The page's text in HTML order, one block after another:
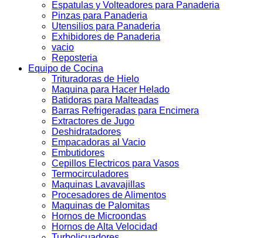
Espatulas y Volteadores para Panaderia
Pinzas para Panaderia
Utensilios para Panaderia
Exhibidores de Panaderia
vacio
Reposteria
Equipo de Cocina
Trituradoras de Hielo
Maquina para Hacer Helado
Batidoras para Malteadas
Barras Refrigeradas para Encimera
Extractores de Jugo
Deshidratadores
Empacadoras al Vacio
Embutidores
Cepillos Electricos para Vasos
Termocirculadores
Maquinas Lavavajillas
Procesadores de Alimentos
Maquinas de Palomitas
Hornos de Microondas
Hornos de Alta Velocidad